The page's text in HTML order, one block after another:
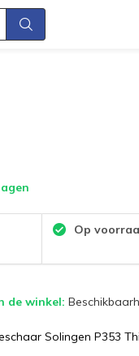
Op
de winkel:
Solingen P353